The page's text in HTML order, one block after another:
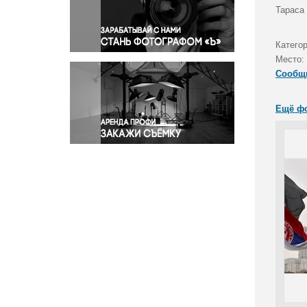
Правосудие
Происшествия и конфликты
Религия
Светская жизнь
Спорт
Экология
Экономика и бизнес
Место:
Ещё